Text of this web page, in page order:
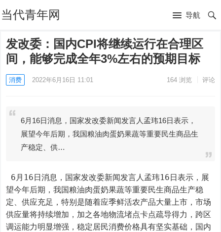
当代青年网 导航
发改委：国内CPI将继续运行在合理区
间，能够完成全年3%左右的预期目标
消费 2022年6月16日 11:01 164浏览 评论
6月16日消息，国家发改委新闻发言人孟玮16日表示，
展望今年后期，我国粮油肉蛋奶果蔬等重要民生商品生
产稳定、供…
望今年后期，我国粮油肉蛋奶果蔬等重要民生商品生产稳
定、供应充足，特别是随着应季鲜活农产品大量上市，市场
供应量将持续增加，加之各地物流堵点卡点疏导得力，跨区
调运能力明显增强，稳定居民消费价格具有坚实基础，国内